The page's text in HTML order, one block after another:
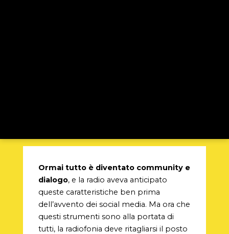
Ormai tutto è diventato community e
dialogo, e la radio aveva anticipato
queste caratteristiche ben prima
dell’avvento dei social media. Ma ora che
questi strumenti sono alla portata di
tutti, la radiofonia deve ritagliarsi il posto